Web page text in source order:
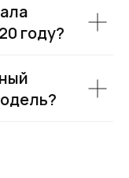
году?